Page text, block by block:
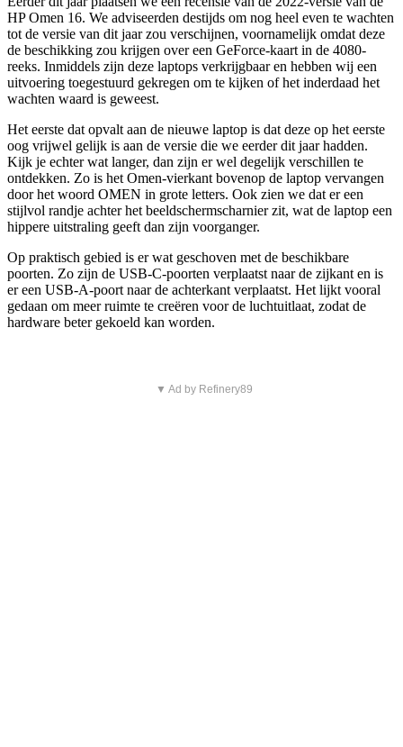
HP Omen 16. We adviseerden destijds om nog heel even te wachten
tot de versie van dit jaar zou verschijnen, voornamelijk omdat deze
de beschikking zou krijgen over een GeForce-kaart in de 4080-
reeks. Inmiddels zijn deze laptops verkrijgbaar en hebben wij een
uitvoering toegestuurd gekregen om te kijken of het inderdaad het
wachten waard is geweest.
Het eerste dat opvalt aan de nieuwe laptop is dat deze op het eerste
oog vrijwel gelijk is aan de versie die we eerder dit jaar hadden.
Kijk je echter wat langer, dan zijn er wel degelijk verschillen te
ontdekken. Zo is het Omen-vierkant bovenop de laptop vervangen
door het woord OMEN in grote letters. Ook zien we dat er een
stijlvol randje achter het beeldschermscharnier zit, wat de laptop een
hippere uitstraling geeft dan zijn voorganger.
Op praktisch gebied is er wat geschoven met de beschikbare
poorten. Zo zijn de USB-C-poorten verplaatst naar de zijkant en is
er een USB-A-poort naar de achterkant verplaatst. Het lijkt vooral
gedaan om meer ruimte te creëren voor de luchtuitlaat, zodat de
hardware beter gekoeld kan worden.
▼ Ad by Refinery89